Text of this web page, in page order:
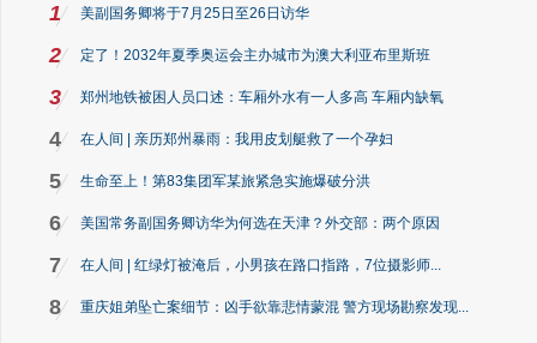
1 美副国务卿将于7月25日至26日访华
2 定了！2032年夏季奥运会主办城市为澳大利亚布里斯班
3 郑州地铁被困人员口述：车厢外水有一人多高 车厢内缺氧
4 在人间 | 亲历郑州暴雨：我用皮划艇救了一个孕妇
5 生命至上！第83集团军某旅紧急实施爆破分洪
6 美国常务副国务卿访华为何选在天津？外交部：两个原因
7 在人间 | 红绿灯被淹后，小男孩在路口指路，7位摄影师...
8 重庆姐弟坠亡案细节：凶手欲靠悲情蒙混 警方现场勘察发现...